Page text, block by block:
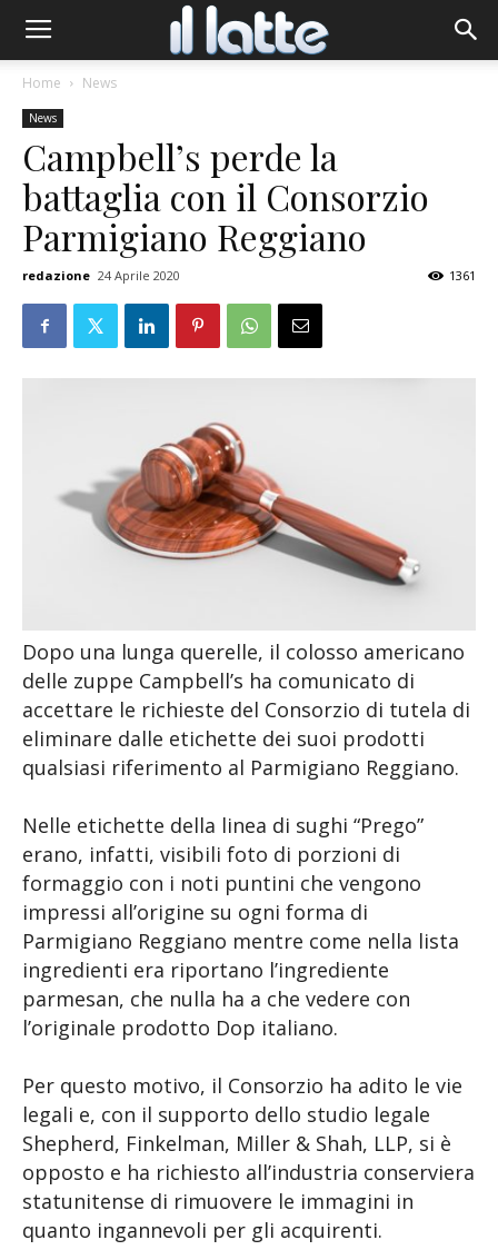
Home News
News
Campbell’s perde la
battaglia con il Consorzio
Parmigiano Reggiano
redazione 24 Aprile 2020 1361
Dopo una lunga querelle, il colosso americano
delle zuppe Campbell’s ha comunicato di
accettare le richieste del Consorzio di tutela di
eliminare dalle etichette dei suoi prodotti
qualsiasi riferimento al Parmigiano Reggiano.
Nelle etichette della linea di sughi “Prego”
erano, infatti, visibili foto di porzioni di
formaggio con i noti puntini che vengono
impressi all’origine su ogni forma di
Parmigiano Reggiano mentre come nella lista
ingredienti era riportano l’ingrediente
parmesan, che nulla ha a che vedere con
l’originale prodotto Dop italiano.
Per questo motivo, il Consorzio ha adito le vie
legali e, con il supporto dello studio legale
Shepherd, Finkelman, Miller & Shah, LLP, si è
opposto e ha richiesto all’industria conserviera
statunitense di rimuovere le immagini in
quanto ingannevoli per gli acquirenti.